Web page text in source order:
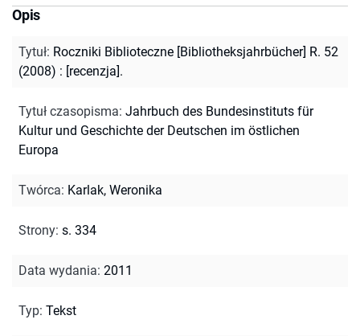
Opis
Tytuł: Roczniki Biblioteczne [Bibliotheksjahrbücher] R. 52
(2008) : [recenzja].
Tytuł czasopisma: Jahrbuch des Bundesinstituts für
Kultur und Geschichte der Deutschen im östlichen
Europa
Twórca: Karlak, Weronika
Strony: s. 334
Data wydania: 2011
Typ: Tekst